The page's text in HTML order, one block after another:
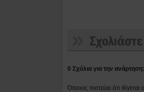
0 Σχόλια για την
Όποιος πιστεύει ότι